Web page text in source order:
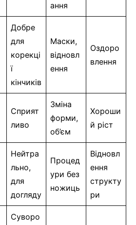
ання
Добре
для
корекці
ї
кінчиків
Маски,
відновл
ення
Оздоро
влення
Сприят
ливо
Зміна
форми,
об’єм
Хороши
й ріст
Нейтра
льно,
для
догляду
Процед
ури без
ножиць
Відновл
ення
структу
ри
Суворо